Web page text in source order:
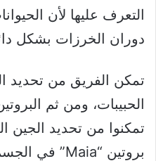
التعرف عليها لأن
دوران الخرزات بشكل
تمكن الفريق من تحديد
الحبيبات، ومن ثم
تمكنوا من تحديد الجين
بروتين “Maia” في الجسم.